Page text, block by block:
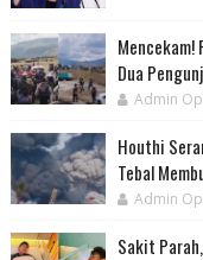
Mencekam!
Dua
Admin
Houthi
Tebal
Admin
Sakit